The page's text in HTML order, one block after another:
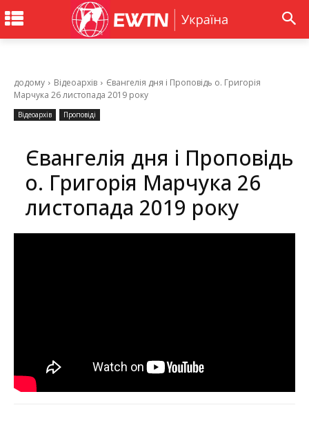
додому Відеоархів
Євангелія дня і Проповідь о. Григорія
Марчука 26 листопада 2019 року
Відеоархів Проповіді
Євангелія дня і Проповідь
о. Григорія Марчука 26
листопада 2019 року